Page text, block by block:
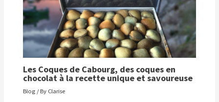
Les Coques de Cabourg, des coques en
chocolat à la recette unique et savoureuse
Blog / By Clarise